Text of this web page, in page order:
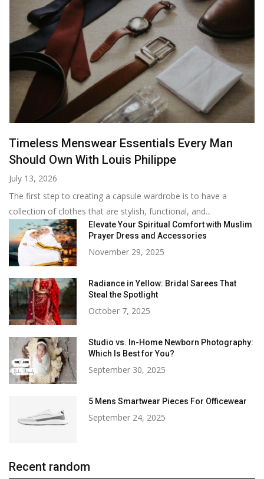
Timeless Menswear Essentials Every Man
Should Own With Louis Philippe
July 13, 2026
The first step to creating a capsule wardrobe is to have a
collection of clothes that are stylish, functional, and...
Elevate Your Spiritual Comfort with Muslim
Prayer Dress and Accessories
November 29, 2025
Radiance in Yellow: Bridal Sarees That
Steal the Spotlight
October 7, 2025
Studio vs. In-Home Newborn Photography:
Which Is Best for You?
September 30, 2025
5 Mens Smartwear Pieces For Officewear
September 24, 2025
Recent random